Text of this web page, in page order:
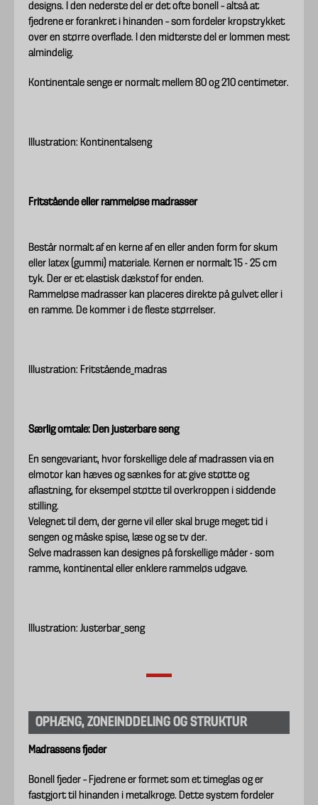
designs. I den nederste del er det ofte bonell – altså at
fjedrene er forankret i hinanden – som fordeler kropstrykket
over en større overflade. I den midterste del er lommen mest
almindelig.
Kontinentale senge er normalt mellem 80 og 210 centimeter.
Illustration: Kontinentalseng
Fritstående eller rammeløse madrasser
Består normalt af en kerne af en eller anden form for skum
eller latex (gummi) materiale. Kernen er normalt 15 - 25 cm
tyk. Der er et elastisk dækstof for enden.
Rammeløse madrasser kan placeres direkte på gulvet eller i
en ramme. De kommer i de fleste størrelser.
Illustration: Fritstående_madras
Særlig omtale: Den justerbare seng
En sengevariant, hvor forskellige dele af madrassen via en
elmotor kan hæves og sænkes for at give støtte og
aflastning, for eksempel støtte til overkroppen i siddende
stilling.
Velegnet til dem, der gerne vil eller skal bruge meget tid i
sengen og måske spise, læse og se tv der.
Selve madrassen kan designes på forskellige måder - som
ramme, kontinental eller enklere rammeløs udgave.
Illustration: Justerbar_seng
OPHÆNG, ZONEINDDELING OG STRUKTUR
Madrassens fjeder
Bonell fjeder – Fjedrene er formet som et timeglas og er
fastgjort til hinanden i metalkroge. Dette system fordeler